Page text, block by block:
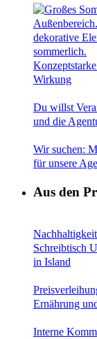
Wirkung
Du willst
und die
Wir suchen:
für unsere
Aus den
Schreibtisch
in Island
Ernährung
Interne